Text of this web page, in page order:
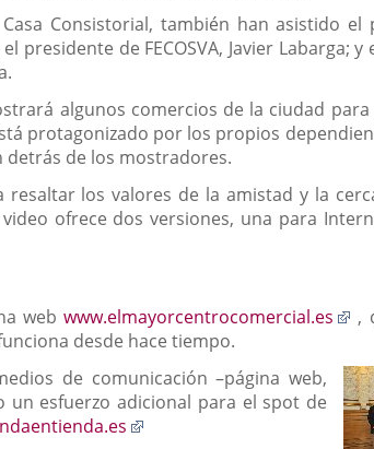
Consistorial, también han asistido el
presidente de FECOSVA, Javier Labarga;
algunos comercios de la ciudad para
protagonizado por los propios
detrás de los mostradores.
los valores de la amistad y la
ofrece dos versiones, una para
webwww.elmayorcentrocomercial.es
,
desde hace tiempo.
de comunicación –página web,
un esfuerzo adicional para el spot de